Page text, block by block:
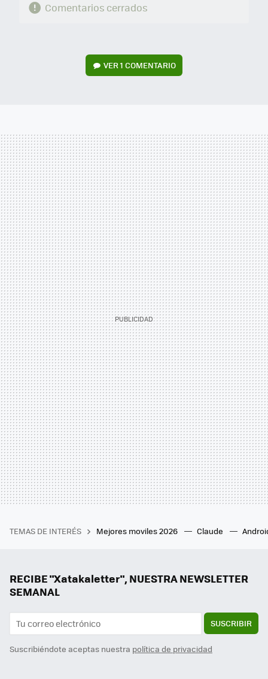
Comentarios cerrados
VER1 COMENTARIO
TEMAS DE INTERÉS Mejores moviles 2026 Claude
RECIBE "Xatakaletter", NUESTRA NEWSLETTER
SEMANAL
SUSCRIBIR
Suscribiéndote aceptas nuestra política de privacidad